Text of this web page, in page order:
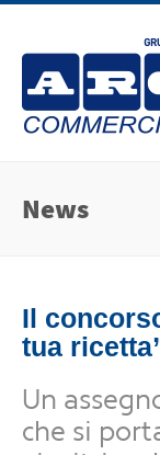
News
Il
tua
Un
che si